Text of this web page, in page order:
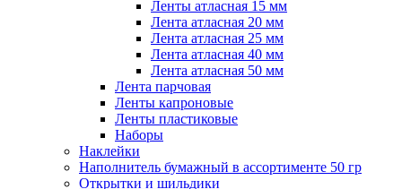
Ленты атласная 15 мм
Лента атласная 20 мм
Лента атласная 25 мм
Лента атласная 40 мм
Лента атласная 50 мм
Лента парчовая
Ленты капроновые
Ленты пластиковые
Наборы
Наклейки
Наполнитель бумажный в ассортименте 50 гр
Открытки и шильдики